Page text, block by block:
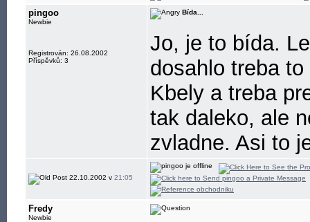
pingoo
Newbie
Registrován: 26.08.2002
Příspěvků: 3
Bída...
Jo, je to bída.
dosahlo treba
Kbely a treba
tak daleko, ale
zvladne. Asi to
22.10.2002 v 21:05
Fredy
Newbie